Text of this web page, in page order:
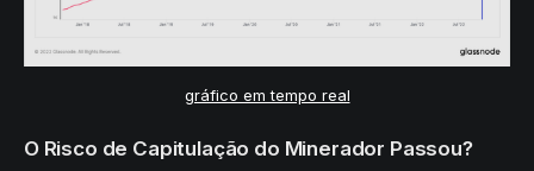
gráfico em tempo real
O Risco de Capitulação do Minerador Passou?